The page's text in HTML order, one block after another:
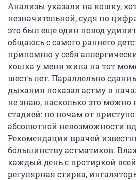
Анализы указали на кошку,
незначительной, судя по
это был еще один повод
общаюсь с самого раннего
припомню у себя
кошка у меня жила на тот
шесть лет. Параллельно
дыхания показал астму в
не знаю, насколько это можно
стадией: по ночам от
абсолютной невозможности
Рекомендации врачей
большинству астматиков.
каждый день с протиркой
регулярная стирка,